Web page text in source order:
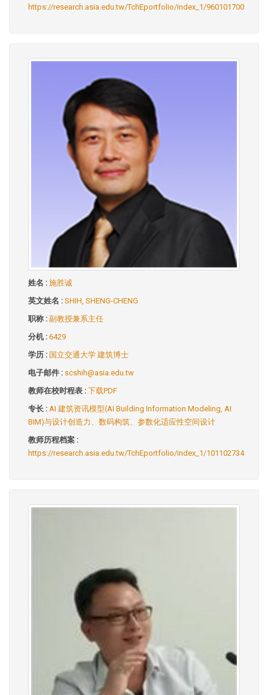
https://research.asia.edu.tw/TchEportfolio/index_1/960101700
姓名 : 施胜诚
英文姓名 : SHIH, SHENG-CHENG
职称 : 副教授兼系主任
分机 : 6429
学历 : 国立交通大学 建筑博士
电子邮件 : scshih@asia.edu.tw
教师在校时程表 : 下载PDF
专长 : AI 建筑资讯模型(AI Building Information Modeling, AI
BIM)与设计创造力、数码构筑、参数化适应性空间设计
教师历程档案 :
https://research.asia.edu.tw/TchEportfolio/index_1/101102734